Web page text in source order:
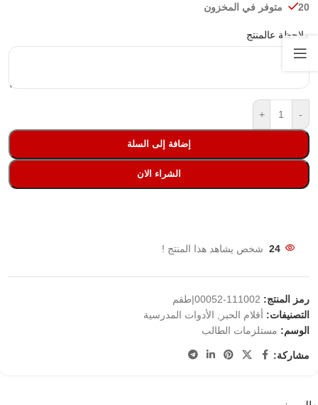
20 متوفر في المخزون
ملاحظة عالمنتج
-
+
إضافة إلى السلة
الشراء الان
24 شخص يشاهد هذا المنتج !
رمز المنتج: 111002-00052|طقم
التصنيفات: أقلام الحبر
الأدوات المدرسية
الوسم: مستلزمات الطالب
مشاركة: